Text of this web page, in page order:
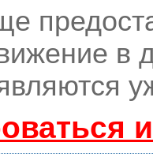
в